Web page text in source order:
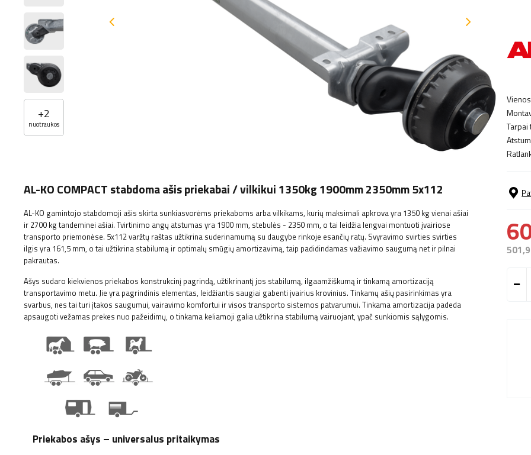
+2
nuotraukos
AL-KO COMPACT stabdoma ašis priekabai / vilkikui 1350kg 1900mm 2350mm 5x112
AL-KO gamintojo stabdomoji ašis skirta sunkiasvorėms priekaboms arba vilkikams, kurių maksimali apkrova yra 1350 kg vienai ašiai
ir 2700 kg tandeminei ašiai. Tvirtinimo angų atstumas yra 1900 mm, stebulės - 2350 mm, o tai leidžia lengvai montuoti įvairiose
transporto priemonėse. 5x112 varžtų raštas užtikrina suderinamumą su daugybe rinkoje esančių ratų. Svyravimo svirties svirties
ilgis yra 161,5 mm, o tai užtikrina stabilumą ir optimalų smūgių amortizavimą, taip padidindamas važiavimo saugumą net ir pilnai
pakrautas.
Ašys sudaro kiekvienos priekabos konstrukcinį pagrindą, užtikrinantį jos stabilumą, ilgaamžiškumą ir tinkamą amortizaciją
transportavimo metu. Jie yra pagrindinis elementas, leidžiantis saugiai gabenti įvairius krovinius. Tinkamų ašių pasirinkimas yra
svarbus, nes tai turi įtakos saugumui, vairavimo komfortui ir visos transporto sistemos patvarumui. Tinkama amortizacija padeda
apsaugoti vežamas prekes nuo pažeidimų, o tinkama keliamoji galia užtikrina stabilumą vairuojant, ypač sunkiomis sąlygomis.
Priekabos ašys – universalus pritaikymas